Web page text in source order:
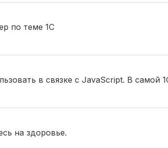
по теме 1С
в связке с JavaScript. В самой
на здоровье.